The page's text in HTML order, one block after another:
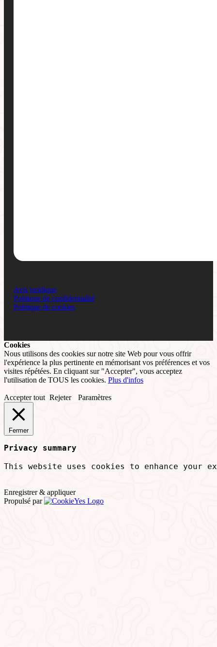
Avis juridique
Politique de confidentialité
Politique de cookies
Cookies
Nous utilisons des cookies sur notre site Web pour vous offrir
l'expérience la plus pertinente en mémorisant vos préférences et vos
visites répétées. En cliquant sur "Accepter", vous acceptez
l'utilisation de TOUS les cookies. Plus d'infos
Accepter tout Rejeter Paramètres
Fermer
Privacy summary
This website uses cookies to enhance
Enregistrer & appliquer
Propulsé par